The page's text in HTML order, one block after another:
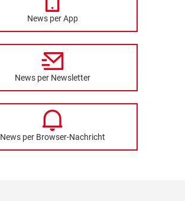
News per App
News per Newsletter
News per Browser-Nachricht